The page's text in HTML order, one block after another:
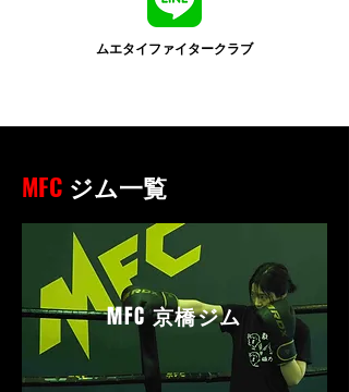
ムエタイファイタークラブ
MFC ジム一覧
MFC京橋ジム